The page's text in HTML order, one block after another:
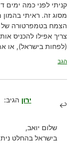
קניתי לפני כמה ימים
מסוג זה. ראיתי
צריך אפילו להכניס
(לפחות בישראל), או
הגב
ירון הגיב:
שלום יואב,
בישראל בהחלט